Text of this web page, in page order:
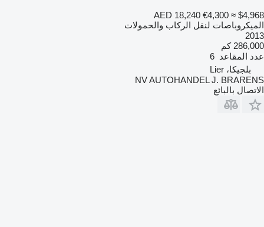
AED 18,240 €4,300 ≈ $4,968
الميكروباصات لنقل الركاب والحمولات
2013
286,000 كم
عدد المقاعد 6
بلجيكا، Lier
NV AUTOHANDEL J. BRARENS
الاتصال بالبائع